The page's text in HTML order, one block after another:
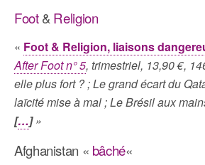
Foot& Religion
« Foot & Religion, liaisons
After Foot n° 5, trimestriel, 13,90 €,
elle plus fort ? ; Le grand écart du
laïcité mise à mal ; Le Brésil aux
[…]»
Afghanistan « bâché«